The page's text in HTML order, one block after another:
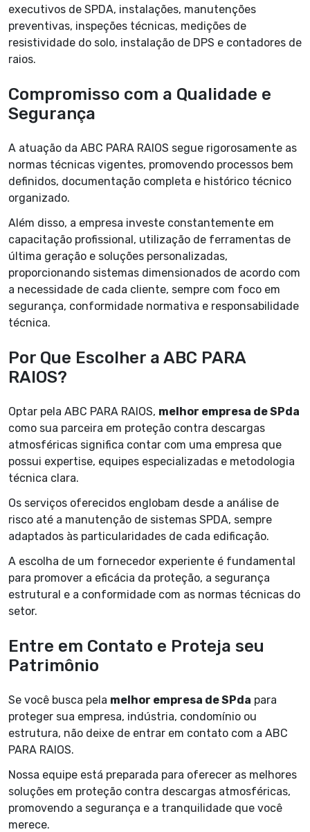
executivos de SPDA, instalações, manutenções
preventivas, inspeções técnicas, medições de
resistividade do solo, instalação de DPS e contadores de
raios.
Compromisso com a Qualidade e
Segurança
A atuação da ABC PARA RAIOS segue rigorosamente as
normas técnicas vigentes, promovendo processos bem
definidos, documentação completa e histórico técnico
organizado.
Além disso, a empresa investe constantemente em
capacitação profissional, utilização de ferramentas de
última geração e soluções personalizadas,
proporcionando sistemas dimensionados de acordo com
a necessidade de cada cliente, sempre com foco em
segurança, conformidade normativa e responsabilidade
técnica.
Por Que Escolher a ABC PARA
RAIOS?
Optar pela ABC PARA RAIOS, melhor empresa de SPda
como sua parceira em proteção contra descargas
atmosféricas significa contar com uma empresa que
possui expertise, equipes especializadas e metodologia
técnica clara.
Os serviços oferecidos englobam desde a análise de
risco até a manutenção de sistemas SPDA, sempre
adaptados às particularidades de cada edificação.
A escolha de um fornecedor experiente é fundamental
para promover a eficácia da proteção, a segurança
estrutural e a conformidade com as normas técnicas do
setor.
Entre em Contato e Proteja seu
Patrimônio
Se você busca pela melhor empresa de SPda para
proteger sua empresa, indústria, condomínio ou
estrutura, não deixe de entrar em contato com a ABC
PARA RAIOS.
Nossa equipe está preparada para oferecer as melhores
soluções em proteção contra descargas atmosféricas,
promovendo a segurança e a tranquilidade que você
merece.